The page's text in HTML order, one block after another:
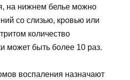
на нижнем белье можно
со слизью, кровью или
количество
может быть более 10 раз.
воспаления назначают